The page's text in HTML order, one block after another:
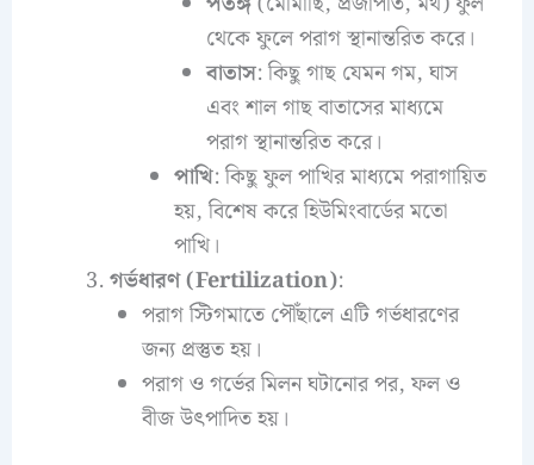
থেকে ফুলে পরাগ স্থানান্তরিত করে।
বাতাস: কিছু গাছ যেমন গম, ঘাস
এবং শাল গাছ বাতাসের মাধ্যমে
পরাগ স্থানান্তরিত করে।
পাখি: কিছু ফুল পাখির মাধ্যমে পরাগায়িত
হয়, বিশেষ করে হিউমিংবার্ডের মতো
পাখি।
গর্ভধারণ (Fertilization):
পরাগ স্টিগমাতে পৌঁছালে এটি গর্ভধারণের
জন্য প্রস্তুত হয়।
পরাগ ও গর্ভের মিলন ঘটানোর পর, ফল ও
বীজ উৎপাদিত হয়।